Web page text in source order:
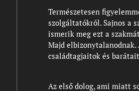
Természetesen
szolgáltatókról. Sajnos a
ismerik meg ezt a
Majd elbizonytalanodnak.
családtagjaitok és
Az első dolog, ami miatt